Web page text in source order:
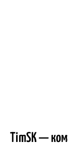
TimSK —